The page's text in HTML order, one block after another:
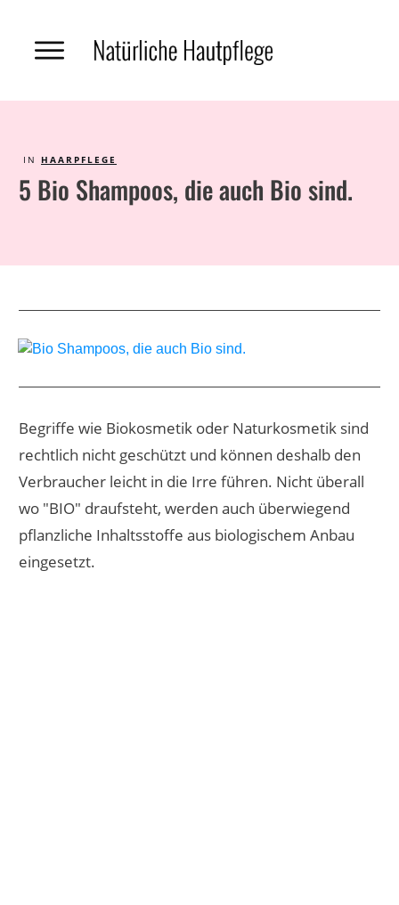
IN HAARPFLEGE
5 Bio Shampoos, die auch Bio sind.
Begriffe wie Biokosmetik oder Naturkosmetik sind
rechtlich nicht geschützt und können deshalb den
Verbraucher leicht in die Irre führen. Nicht überall
wo "BIO" draufsteht, werden auch überwiegend
pflanzliche Inhaltsstoffe aus biologischem Anbau
eingesetzt.